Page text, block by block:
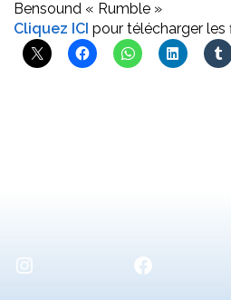
Bensound « Rumble »
Cliquez ICI pour télécharger les
Instagram Facebook